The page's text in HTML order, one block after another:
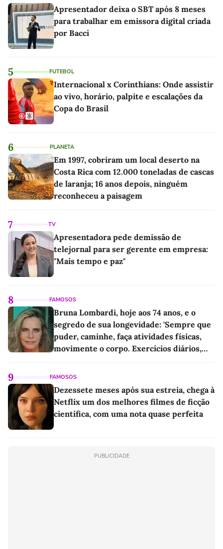
Apresentador deixa o SBT após 8 meses
para trabalhar em emissora digital criada
por Bacci
5 FUTEBOL
Internacional x Corinthians: Onde assistir
ao vivo, horário, palpite e escalações da
Copa do Brasil
6 PLANETA
Em 1997, cobriram um local deserto na
Costa Rica com 12.000 toneladas de cascas
de laranja; 16 anos depois, ninguém
reconheceu a paisagem
7 TV
Apresentadora pede demissão de
telejornal para ser gerente em empresa:
"Mais tempo e paz"
8 FAMOSOS
Bruna Lombardi, hoje aos 74 anos, e o
segredo de sua longevidade: 'Sempre que
puder, caminhe, faça atividades físicas,
movimente o corpo. Exercícios diários,
9 FAMOSOS
Dezessete meses após sua estreia, chega à
Netflix um dos melhores filmes de ficção
científica, com uma nota quase perfeita
PUBLICIDADE